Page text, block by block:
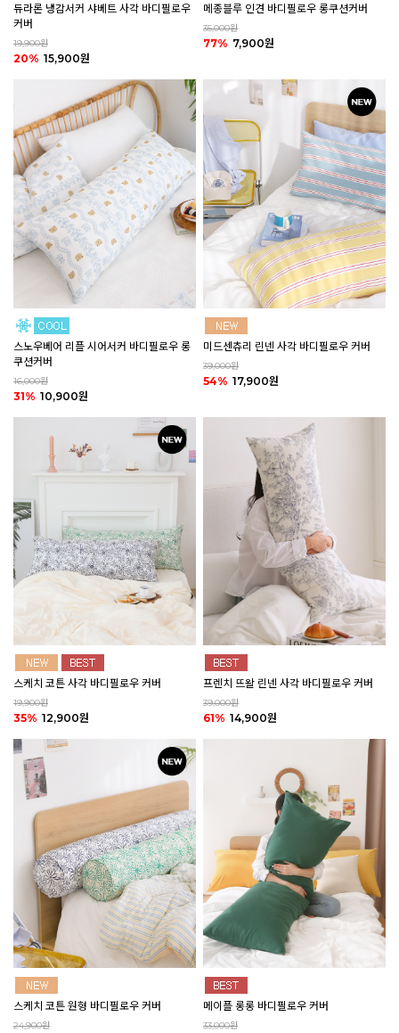
듀라론 냉감서커 샤베트 사각 바디필로우
커버
19,900원
20% 15,900원
메종블루 인견 바디필로우 롱쿠션커버
35,000원
77% 7,900원
스노우베어 리플 시어서커 바디필로우 롱
쿠션커버
16,000원
31% 10,900원
미드센츄리 린넨 사각 바디필로우 커버
39,000원
54% 17,900원
스케치 코튼 사각 바디필로우 커버
19,900원
35% 12,900원
프렌치 뜨왈 린넨 사각 바디필로우 커버
39,000원
61% 14,900원
스케치 코튼 원형 바디필로우 커버
24,900원
메이플 롱롱 바디필로우 커버
33,000원